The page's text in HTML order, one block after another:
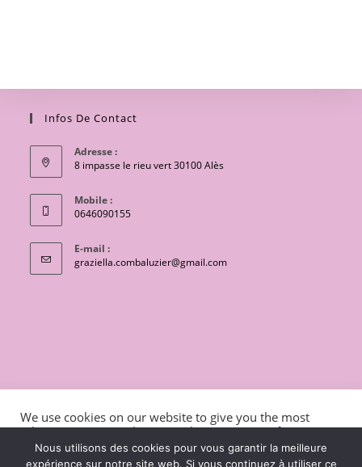
Infos De Contact
Adresse :
8 impasse le rieu vert 30100 Alès
Mobile :
0646090155
E-mail :
graziella.combaluzier@gmail.comS’ouvre
CONTACT
Conditions générales de vente
Mentions légales et politique de confidentialité
Livraisons
charte de protection des données personnelles
We use cookies on our website to give you the most
relevant experience by remembering your preferences
and repeat visits. By clicking “Accept”, you consent to the
use of ALL the cookies.
Nous utilisons des cookies pour vous garantir la meilleure
expérience sur notre site web. Si vous continuez à utiliser ce